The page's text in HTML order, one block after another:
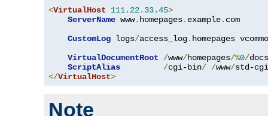
<VirtualHost 111.22. 33.45>
ServerName www. homepages. example. com
CustomLog logs/access_log. homepages
VirtualDocumentRoot
/www/homepages/%0/docs
ScriptAlias
/cgi-bin/ /www/std-cgi
</VirtualHost>
Note